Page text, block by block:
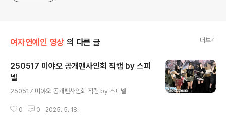
여자연예인 영상 의 다른 글 더보기
250517 미야오 공개팬사인회 직캠 by 스피
넬
250517 미야오 공개팬사인회 직캠 by 스피넬
0 0 2025. 5. 18.